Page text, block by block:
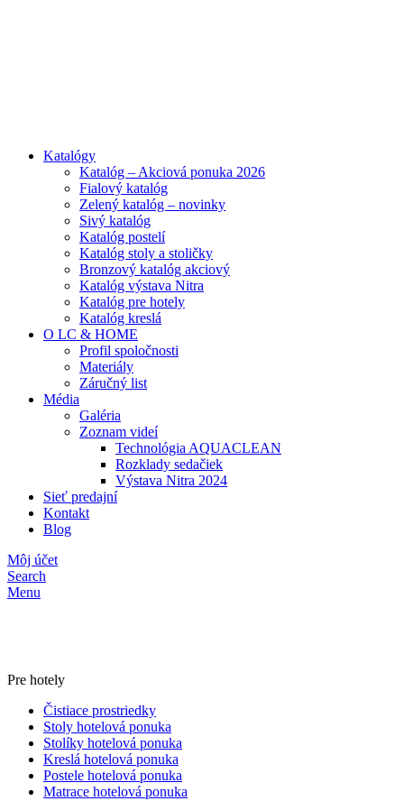
Katalógy
Katalóg – Akciová ponuka 2026
Fialový katalóg
Zelený katalóg – novinky
Sivý katalóg
Katalóg postelí
Katalóg stoly a stoličky
Bronzový katalóg akciový
Katalóg výstava Nitra
Katalóg pre hotely
Katalóg kreslá
O LC & HOME
Profil spoločnosti
Materiály
Záručný list
Média
Galéria
Zoznam videí
Technológia AQUACLEAN
Rozklady sedačiek
Výstava Nitra 2024
Sieť predajní
Kontakt
Blog
Môj účet
Search
Menu
Pre hotely
Čistiace prostriedky
Stoly hotelová ponuka
Stolíky hotelová ponuka
Kreslá hotelová ponuka
Postele hotelová ponuka
Matrace hotelová ponuka